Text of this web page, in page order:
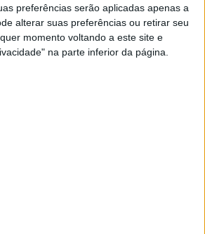
preferências serão aplicadas apenas a
alterar suas preferências ou retirar seu
momento voltando a este site e
na parte inferior da página.